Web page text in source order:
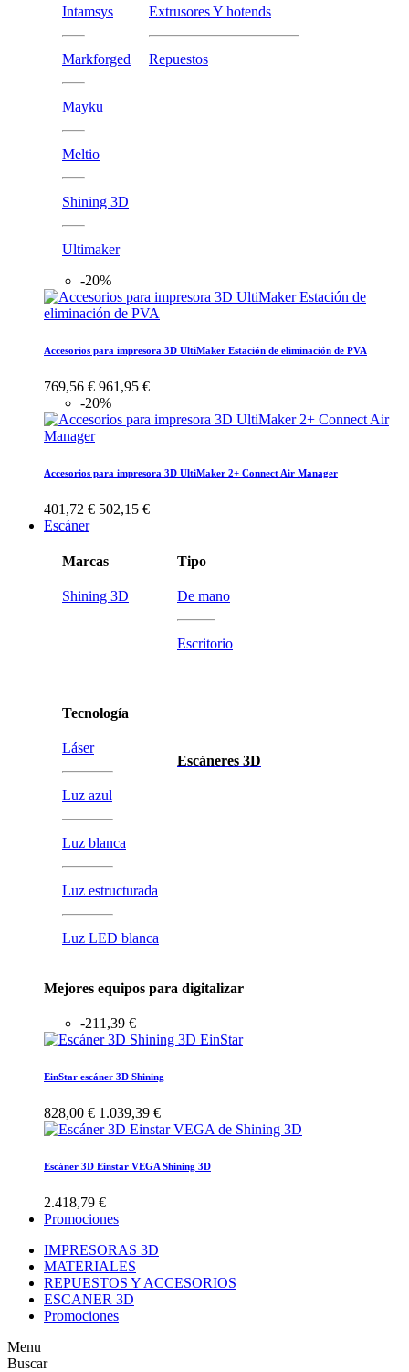
Intamsys
Markforged
Mayku
Meltio
Shining 3D
Ultimaker
Extrusores Y hotends
Repuestos
-20%
Accesorios para impresora 3D UltiMaker Estación de eliminación de PVA
769,56 € 961,95 €
-20%
Accesorios para impresora 3D UltiMaker 2+ Connect Air Manager
401,72 € 502,15 €
Escáner
Marcas
Shining 3D
Tecnología
Láser
Luz azul
Luz blanca
Luz estructurada
Luz LED blanca
Tipo
De mano
Escritorio
Escáneres 3D
Mejores equipos para digitalizar
-211,39 €
EinStar escáner 3D Shining
828,00 € 1.039,39 €
Escáner 3D Einstar VEGA Shining 3D
2.418,79 €
Promociones
IMPRESORAS 3D
MATERIALES
REPUESTOS Y ACCESORIOS
ESCANER 3D
Promociones
Menu
Buscar